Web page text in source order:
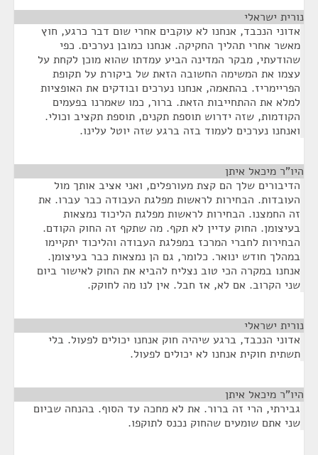
נורית ישראלי
אדוני הנכבד, אנחנו לא עוקבים אחרי שום דבר כרגע, חוץ
מאשר אחרי תהליך החקיקה. אנחנו כמובן נערכים. כפי
שהודעתי, מבקר המדינה הביע עמדתו שהוא מוכן לקחת על
עצמו את המשימה החשובה הזאת של ביקורת על תקופת
הפריימריז. בהתאמה, אנחנו נערכים ובודקים את האופציות
למלא את ההתחייבות הזאת. ברור, כמו שאמרנו בפעמים
הקודמות, שזה ידרוש תוספת תקנים, תוספת תקציב וכולי.
ואנחנו נערכים לעמוד בזה ברגע שזה יוטל עלינו.
היו"ר מיכאל איתן
הדיבורים שלך הם קצת מעורפלים, ואני אציב אותך מול
העובדות. הבחירות לראשות מפלגת העבודה כבר עברו. את
זה החמצנו. הבחירות לראשות מפלגת הליכוד נמצאות
בעיצומן. החוק עדיין לא תקף. מה שתקף זה החוק הקודם.
הבחירות לחברי המרכז במפלגת העבודה והליכוד יתקיימו
במהלך חודש ינואר. כלומר, גם הן נמצאות כבר בעיצומן.
אנחנו במקרה הכי טוב נצליח להביא את החוק לאישור ביום
שני הקרוב. אם לא, אז חבל. אין לנו מה לחוקק.
נורית ישראלי
אדוני הנכבד, ברגע שיהיה חוק אנחנו יכולים לפעול. בלי
תשתית חוקית אנחנו לא יכולים לפעול.
היו"ר מיכאל איתן
גבירתי, הרי זה ברור. את לא מחכה עד הסוף. בהנחה שביום
שני אתם שומעים שהחוק נכנס לתוקפו.